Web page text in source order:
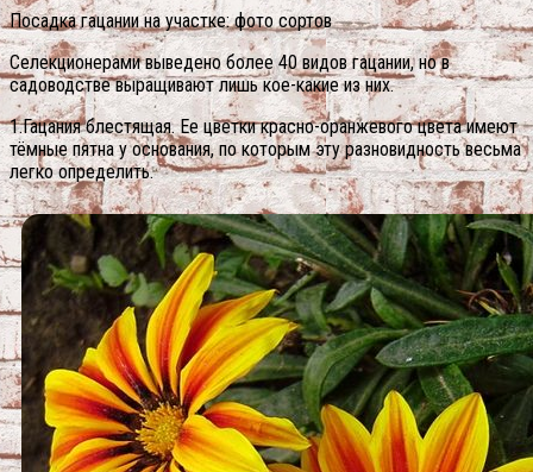
Посадка гацании на участке: фото сортов
Селекционерами выведено более 40 видов гацании, но в
садоводстве выращивают лишь кое-какие из них.
1.Гацания блестящая. Ее цветки красно-оранжевого цвета имеют
тёмные пятна у основания, по которым эту разновидность весьма
легко определить.